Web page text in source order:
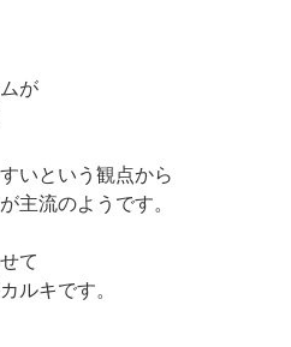
が
いという観点から
主流のようです。
て
ルキです。